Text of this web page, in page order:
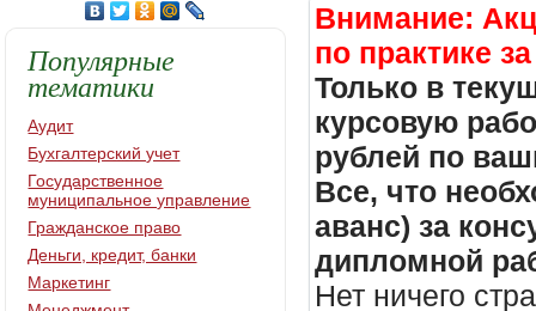
Внимание:
по практике
Только в
курсовую
рублей по
Все, что
аванс) за
дипломной
Нет ничего
Популярные
тематики
Аудит
Бухгалтерский учет
Государственное
муниципальное управление
Гражданское право
Деньги, кредит, банки
Маркетинг